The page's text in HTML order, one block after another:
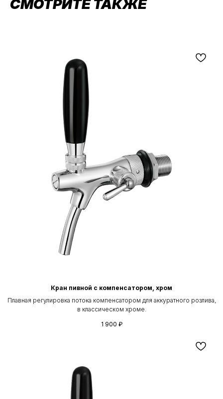
СМОТРИТЕ ТАКЖЕ
Кран пивной с компенсатором, хром
Плавная регулировка потока компенсатором для аккуратного розлива,
в классическом хроме.
1 900 ₽